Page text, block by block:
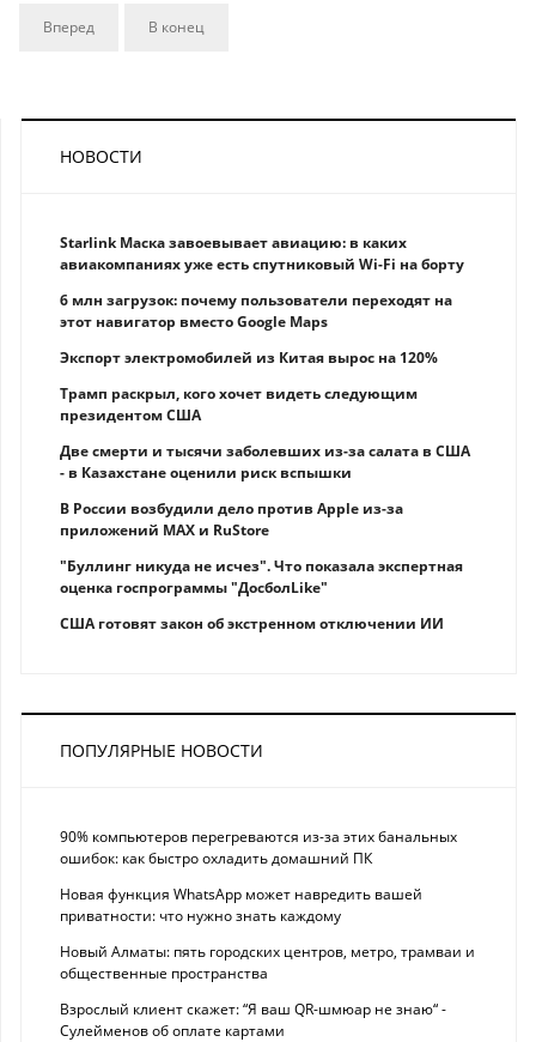
Вперед В конец
НОВОСТИ
Starlink Маска завоевывает авиацию: в каких
авиакомпаниях уже есть спутниковый Wi-Fi на борту
6 млн загрузок: почему пользователи переходят на
этот навигатор вместо Google Maps
Экспорт электромобилей из Китая вырос на 120%
Трамп раскрыл, кого хочет видеть следующим
президентом США
Две смерти и тысячи заболевших из-за салата в США
- в Казахстане оценили риск вспышки
В России возбудили дело против Apple из-за
приложений MAX и RuStore
"Буллинг никуда не исчез". Что показала экспертная
оценка госпрограммы "ДосболLike"
США готовят закон об экстренном отключении ИИ
ПОПУЛЯРНЫЕ НОВОСТИ
90% компьютеров перегреваются из-за этих банальных
ошибок: как быстро охладить домашний ПК
Новая функция WhatsApp может навредить вашей
приватности: что нужно знать каждому
Новый Алматы: пять городских центров, метро, трамваи и
общественные пространства
Взрослый клиент скажет: “Я ваш QR-шмюар не знаю“ -
Сулейменов об оплате картами